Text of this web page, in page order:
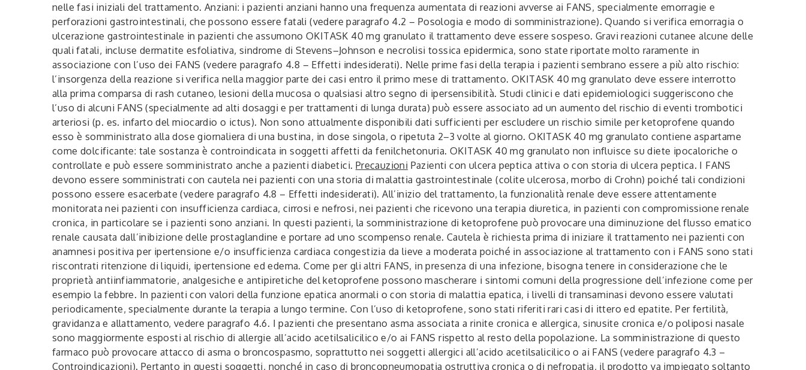
nelle fasi iniziali del trattamento. Anziani: i pazienti anziani hanno una frequenza aumentata di reazioni avverse ai FANS, specialmente emorragie e
perforazioni gastrointestinali, che possono essere fatali (vedere paragrafo 4.2 – Posologia e modo di somministrazione). Quando si verifica emorragia o
ulcerazione gastrointestinale in pazienti che assumono OKITASK 40 mg granulato il trattamento deve essere sospeso. Gravi reazioni cutanee alcune delle
quali fatali, incluse dermatite esfoliativa, sindrome di Stevens–Johnson e necrolisi tossica epidermica, sono state riportate molto raramente in
associazione con l’uso dei FANS (vedere paragrafo 4.8 – Effetti indesiderati). Nelle prime fasi della terapia i pazienti sembrano essere a più alto rischio:
l’insorgenza della reazione si verifica nella maggior parte dei casi entro il primo mese di trattamento. OKITASK 40 mg granulato deve essere interrotto
alla prima comparsa di rash cutaneo, lesioni della mucosa o qualsiasi altro segno di ipersensibilità. Studi clinici e dati epidemiologici suggeriscono che
l’uso di alcuni FANS (specialmente ad alti dosaggi e per trattamenti di lunga durata) può essere associato ad un aumento del rischio di eventi trombotici
arteriosi (p. es. infarto del miocardio o ictus). Non sono attualmente disponibili dati sufficienti per escludere un rischio simile per ketoprofene quando
esso è somministrato alla dose giornaliera di una bustina, in dose singola, o ripetuta 2–3 volte al giorno. OKITASK 40 mg granulato contiene aspartame
come dolcificante: tale sostanza è controindicata in soggetti affetti da fenilchetonuria. OKITASK 40 mg granulato non influisce su diete ipocaloriche o
controllate e può essere somministrato anche a pazienti diabetici. Precauzioni Pazienti con ulcera peptica attiva o con storia di ulcera peptica. I FANS
devono essere somministrati con cautela nei pazienti con una storia di malattia gastrointestinale (colite ulcerosa, morbo di Crohn) poiché tali condizioni
possono essere esacerbate (vedere paragrafo 4.8 – Effetti indesiderati). All’inizio del trattamento, la funzionalità renale deve essere attentamente
monitorata nei pazienti con insufficienza cardiaca, cirrosi e nefrosi, nei pazienti che ricevono una terapia diuretica, in pazienti con compromissione renale
cronica, in particolare se i pazienti sono anziani. In questi pazienti, la somministrazione di ketoprofene può provocare una diminuzione del flusso ematico
renale causata dall’inibizione delle prostaglandine e portare ad uno scompenso renale. Cautela è richiesta prima di iniziare il trattamento nei pazienti con
anamnesi positiva per ipertensione e/o insufficienza cardiaca congestizia da lieve a moderata poiché in associazione al trattamento con i FANS sono stati
riscontrati ritenzione di liquidi, ipertensione ed edema. Come per gli altri FANS, in presenza di una infezione, bisogna tenere in considerazione che le
proprietà antiinfiammatorie, analgesiche e antipiretiche del ketoprofene possono mascherare i sintomi comuni della progressione dell’infezione come per
esempio la febbre. In pazienti con valori della funzione epatica anormali o con storia di malattia epatica, i livelli di transaminasi devono essere valutati
periodicamente, specialmente durante la terapia a lungo termine. Con l’uso di ketoprofene, sono stati riferiti rari casi di ittero ed epatite. Per fertilità,
gravidanza e allattamento, vedere paragrafo 4.6. I pazienti che presentano asma associata a rinite cronica e allergica, sinusite cronica e/o poliposi nasale
sono maggiormente esposti al rischio di allergie all’acido acetilsalicilico e/o ai FANS rispetto al resto della popolazione. La somministrazione di questo
farmaco può provocare attacco di asma o broncospasmo, soprattutto nei soggetti allergici all’acido acetilsalicilico o ai FANS (vedere paragrafo 4.3 –
Controindicazioni). Pertanto in questi soggetti, nonché in caso di broncopneumopatia ostruttiva cronica o di nefropatia, il prodotto va impiegato soltanto